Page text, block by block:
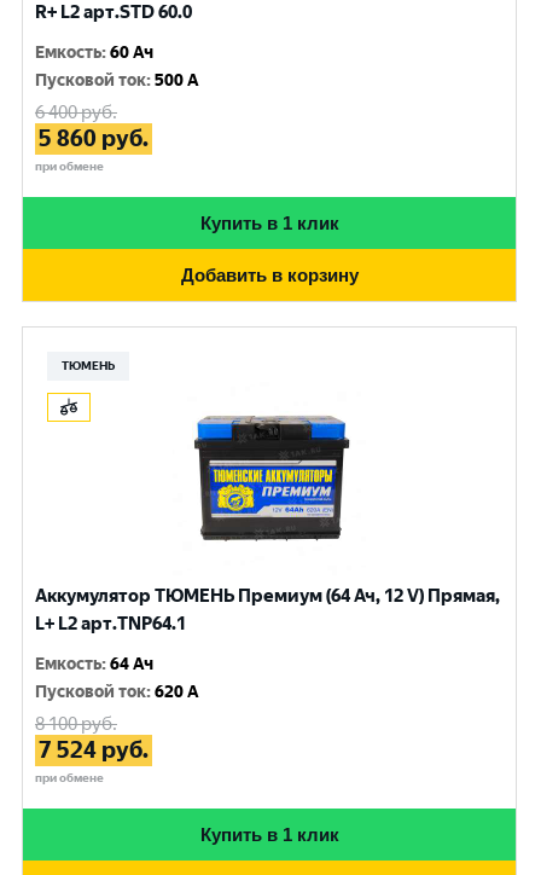
R+ L2 арт.STD 60.0
Емкость:60 Ач
Пусковой ток:500 A
6 400руб.
5 860 руб.
при обмене
Купить в 1 клик
Добавить в корзину
ТЮМЕНЬ
Аккумулятор ТЮМЕНЬ Премиум (64 Ач, 12 V) Прямая,
L+ L2 арт.TNP64.1
Емкость:64 Ач
Пусковой ток:620 A
8 100руб.
7 524 руб.
при обмене
Купить в 1 клик